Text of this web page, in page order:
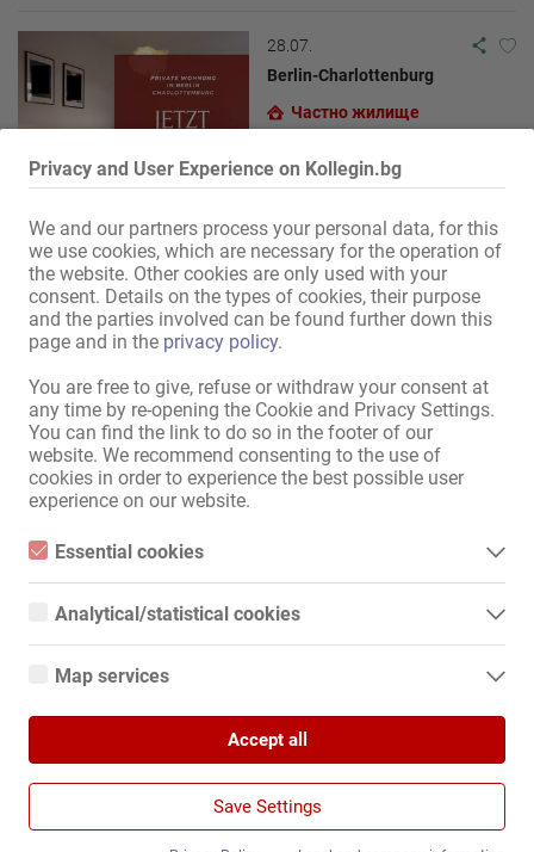
Privacy and User Experience on Kollegin.bg
We and our partners process your personal data, for this
we use cookies, which are necessary for the operation of
the website. Other cookies are only used with your
consent. Details on the types of cookies, their purpose
and the parties involved can be found further down this
page and in the privacy policy.
You are free to give, refuse or withdraw your consent at
any time by re-opening the Cookie and Privacy Settings.
You can find the link to do so in the footer of our
website. We recommend consenting to the use of
cookies in order to experience the best possible user
experience on our website.
Essential cookies
Essential cookies are all cookies necessary for the operation of
function properly without these cookies.
Analytical/statistical cookies
Analytical or statistical cookies are cookies that are used to
They help website owners understand how visitors interact with
We use Google Analytics, which sets third-party cookies. More
details about Google Analytics and the cookies used can be
found at the following link and in the privacy policy.
Map services
When you use Google Maps on our website, information about
your use of this site and your IP address may be transmitted to
and stored on a server in the United States.
Save Settings
Accept all
28.07.
Berlin-Charlottenburg
Частно жилище
Берлин-Шарлотенбург -
11.06.
Berlin
Еротичен клуб
Еротична Работа
Стела Берлин - Търсим ви!
29.07.
Berlin
БЕРЛИН - Джентълмен клуб 59
- Търсим те!!